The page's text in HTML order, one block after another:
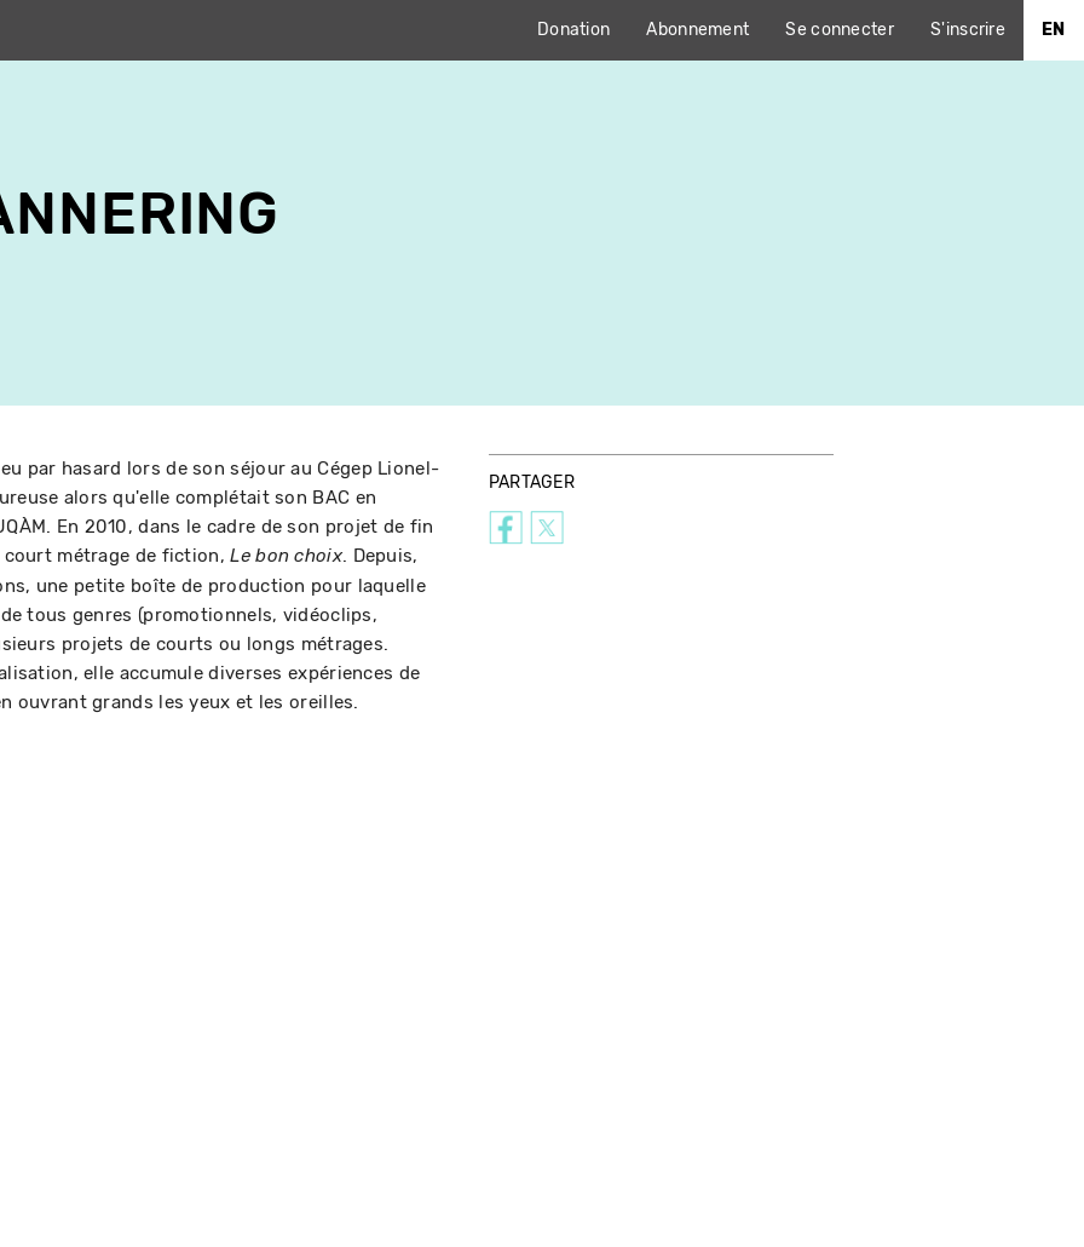
Donation Abonnement Se connecter S'inscrire EN
par hasard lors de son séjour au Cégep Lionel-
alors qu'elle complétait son BAC en
En 2010, dans le cadre de son projet de fin
court métrage de fiction,Le bon choix. Depuis,
une petite boîte de production pour laquelle
tous genres (promotionnels, vidéoclips,
projets de courts ou longs métrages.
elle accumule diverses expériences de
ouvrant grands les yeux et les oreilles.
PARTAGER